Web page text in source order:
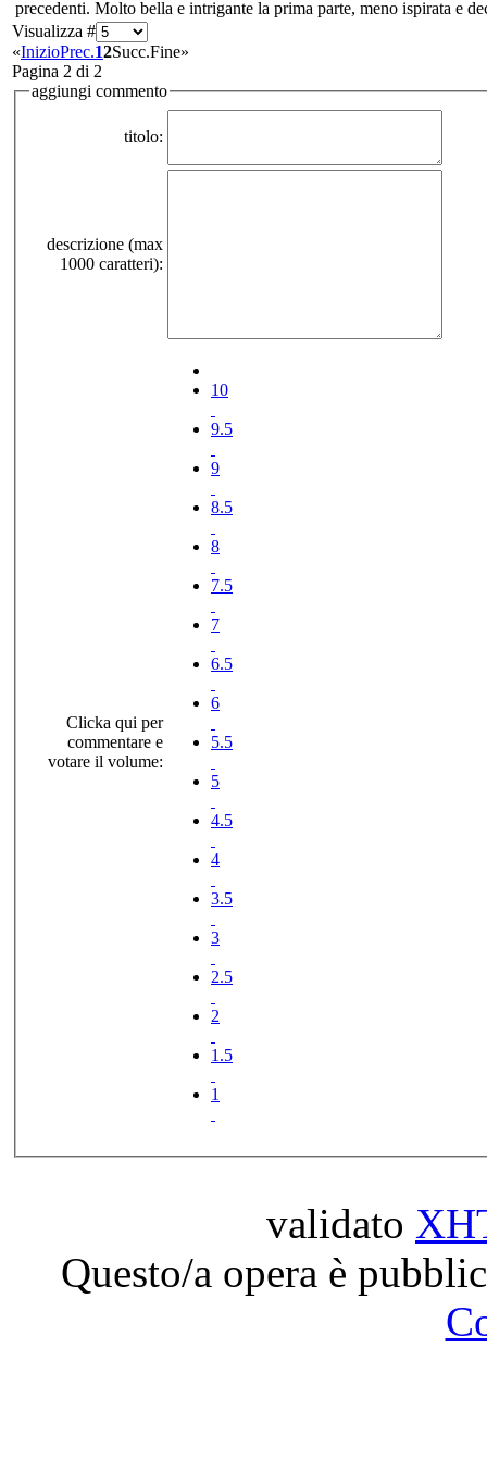
precedenti. Molto bella e intrigante la prima parte, meno ispirata e
Visualizza #
«InizioPrec.12Succ.Fine»
Pagina 2 di 2
aggiungi commento
titolo:
descrizione (max
1000 caratteri):
Clicka qui per
commentare e
votare il volume:
10
9.5
9
8.5
8
7.5
7
6.5
6
5.5
5
4.5
4
3.5
3
2.5
2
1.5
1
validato
Questo/a opera è